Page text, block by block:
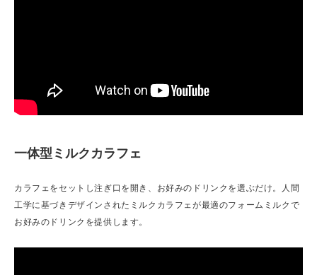
一体型ミルクカラフェ
カラフェをセットし注ぎ口を開き、お好みのドリンクを選ぶだけ。人間
工学に基づきデザインされたミルクカラフェが最適のフォームミルクで
お好みのドリンクを提供します。